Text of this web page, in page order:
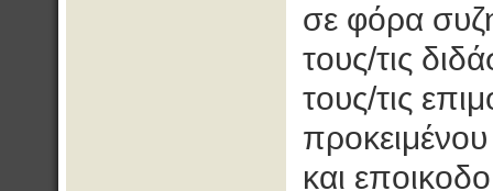
σε φόρα
τους/τις
τους/τις
και